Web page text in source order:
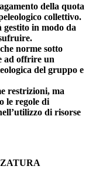
della quota
collettivo.
in modo da
norme sotto
ad offrire un
del gruppo e
restrizioni, ma
le regole di
di risorse